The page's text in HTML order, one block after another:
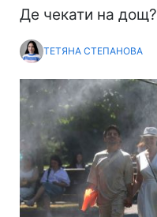
Де чекати на дощ?
ТЕТЯНА СТЕПАНОВА